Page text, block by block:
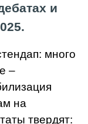
и
много
–
на
твердят: